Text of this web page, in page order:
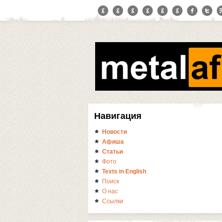
Навигация
Новости
Афиша
Статьи
Фото
Texts in English
Поиск
О нас
Ссылки